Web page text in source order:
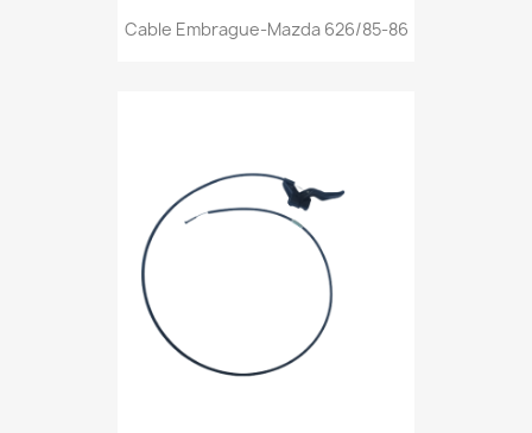
Cable Embrague-Mazda 626/85-86